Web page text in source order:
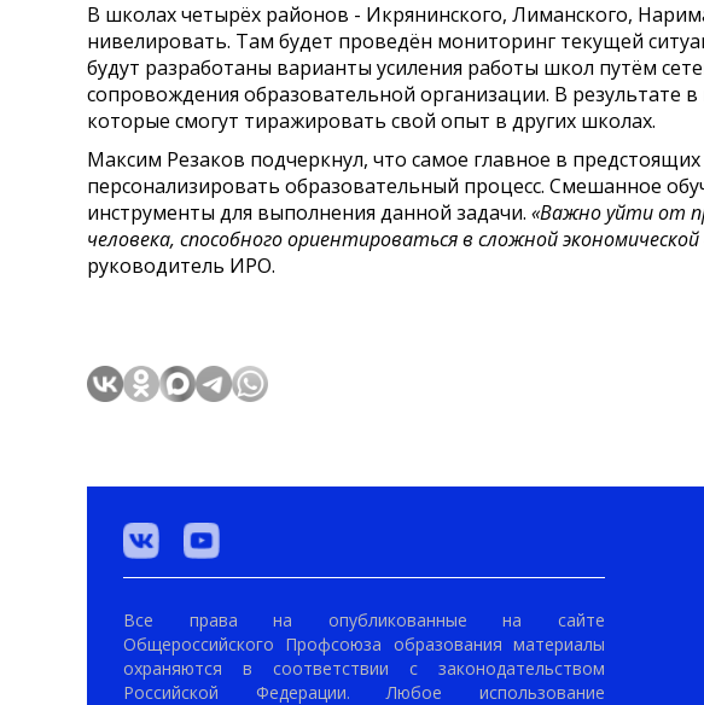
В школах четырёх районов - Икрянинского, Лиманского,
нивелировать. Там будет проведён мониторинг текущей
будут разработаны варианты усиления работы школ путём
сопровождения образовательной организации. В результате
которые смогут тиражировать свой опыт в других школах.
Максим Резаков подчеркнул, что самое главное в
персонализировать образовательный процесс. Смешанное
инструменты для выполнения данной задачи. «Важно уйти от
человека, способного ориентироваться в сложной
руководитель ИРО.
Все права на опубликованные на сайте
Общероссийского Профсоюза образования материалы
охраняются в соответствии с законодательством
Российской Федерации. Любое использование